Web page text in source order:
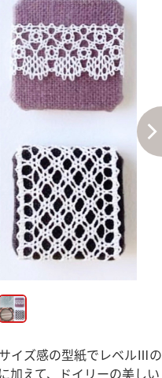
イズ感の型紙でレベルⅢの
加えて、ドイリーの美しい